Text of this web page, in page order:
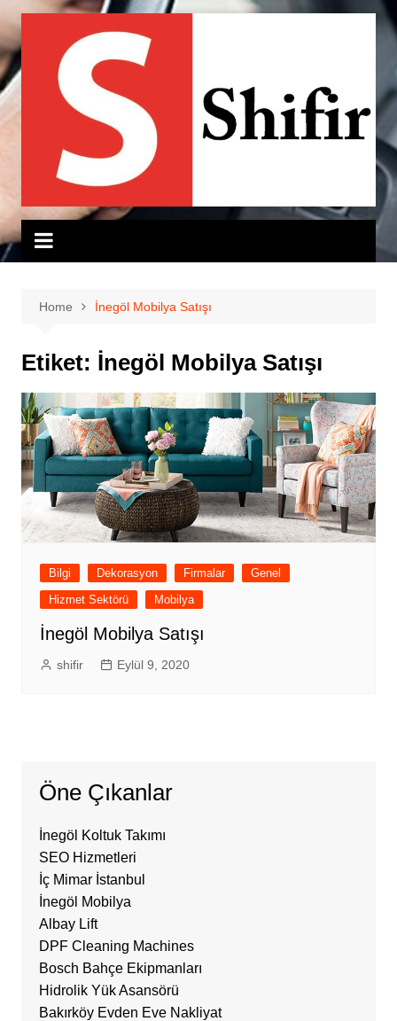
Skip
to
content
Home İnegöl Mobilya Satışı
Etiket: İnegöl Mobilya Satışı
Bilgi Dekorasyon Firmalar
Genel
Hizmet Sektörü
Mobilya
İnegöl Mobilya Satışı
shifir Eylül 9, 2020
Öne Çıkanlar
İnegöl Koltuk Takımı
SEO Hizmetleri
İç Mimar İstanbul
İnegöl Mobilya
Albay Lift
DPF Cleaning Machines
Bosch Bahçe Ekipmanları
Hidrolik Yük Asansörü
Bakırköy Evden Eve Nakliyat